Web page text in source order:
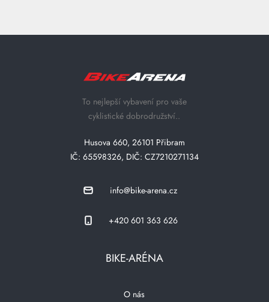
To nejlepší vybavení pro vaše
cyklistické dobrodružství..
Husova 660, 26101 Přibram
IČ: 65598326, DIČ: CZ7210271134
info@bike-arena.cz
+420 601 363 626
BIKE-ARÉNA
O nás